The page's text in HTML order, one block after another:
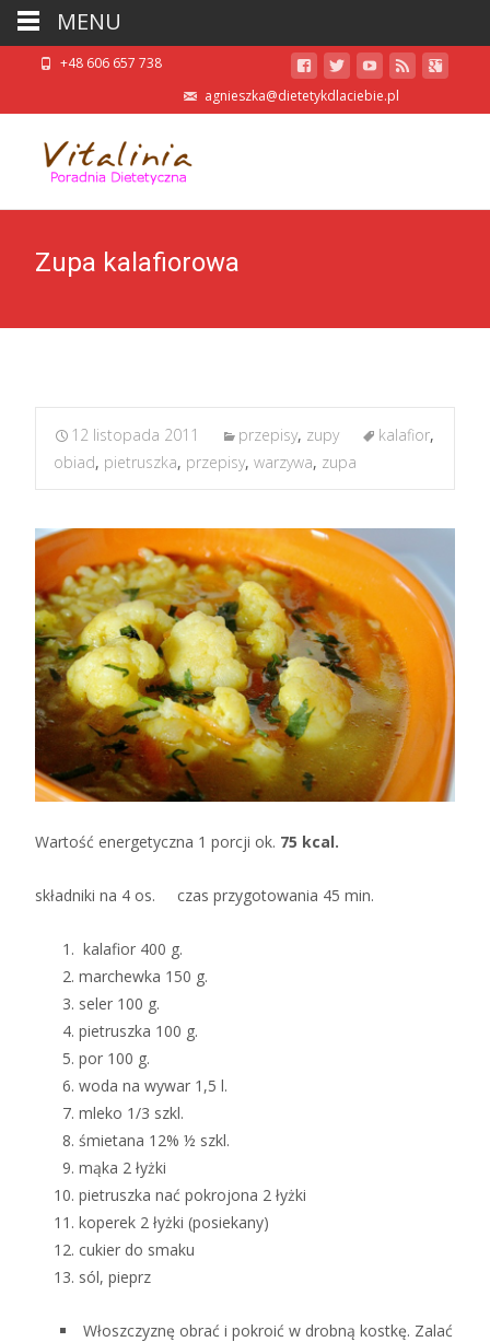
+48 606 657 738
agnieszka@dietetykdlaciebie.pl
Zupa kalafiorowa
12 listopada 2011 przepisy, zupy kalafior,
obiad, pietruszka, przepisy, warzywa, zupa
Wartość energetyczna 1 porcji ok. 75 kcal.
składniki na 4 os. czas przygotowania 45 min.
kalafior 400 g.
marchewka 150 g.
seler 100 g.
pietruszka 100 g.
por 100 g.
woda na wywar 1,5 l.
mleko 1/3 szkl.
śmietana 12% ½ szkl.
mąka 2 łyżki
pietruszka nać pokrojona 2 łyżki
koperek 2 łyżki (posiekany)
cukier do smaku
sól, pieprz
Włoszczyznę obrać i pokroić w drobną kostkę. Zalać
MENU